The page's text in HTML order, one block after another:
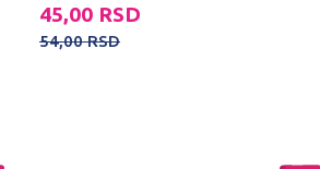
45,00 RSD
54,00RSD